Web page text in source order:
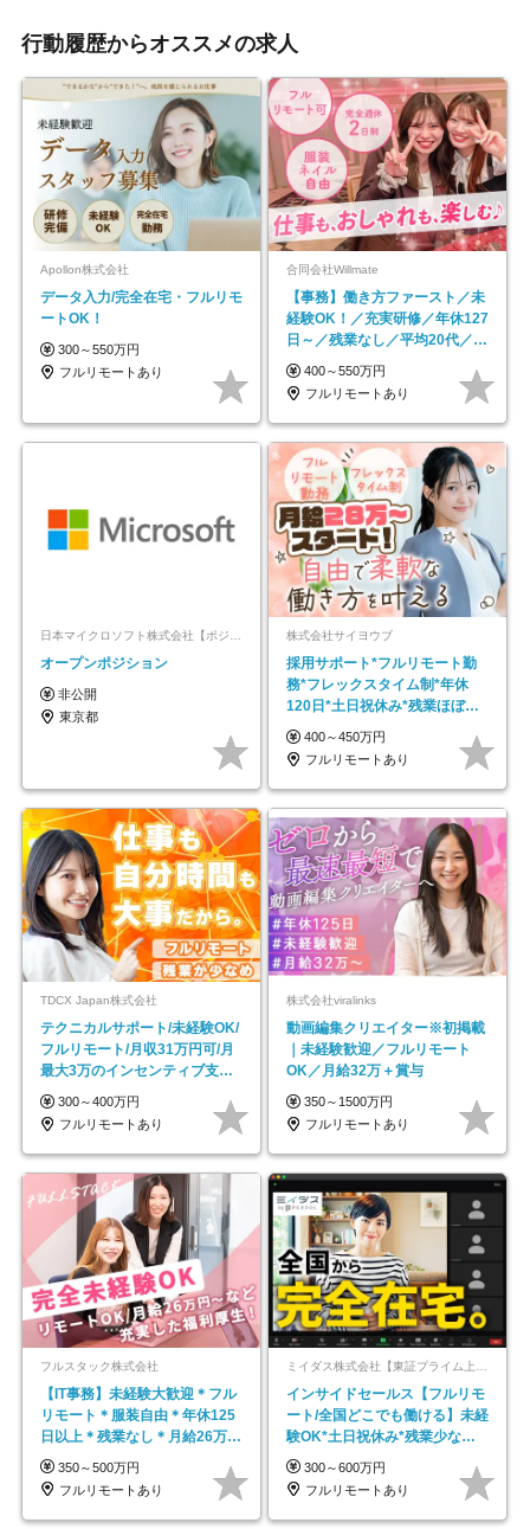
行動履歴からオススメの求人
Apollon株式会社
データ入力/完全在宅・フルリモ
ートOK！
300～550万円
フルリモートあり
合同会社Willmate
【事務】働き方ファースト／未
経験OK！／充実研修／年休127
日～／残業なし／平均20代／リ
モートOK
400～550万円
フルリモートあり
オープンポジション
非公開
東京都
株式会社サイヨウブ
採用サポート*フルリモート勤
務*フレックスタイム制*年休
120日*土日祝休み*残業ほぼな
し*育児中社員8割以上
400～450万円
フルリモートあり
TDCX Japan株式会社
テクニカルサポート/未経験OK/
フルリモート/月収31万円可/月
最大3万のインセンティブ支給/
平均年齢33歳
300～400万円
フルリモートあり
株式会社viralinks
動画編集クリエイター※初掲載
｜未経験歓迎／フルリモート
OK／月給32万＋賞与
350～1500万円
フルリモートあり
フルスタック株式会社
【IT事務】未経験大歓迎＊フル
リモート＊服装自由＊年休125
日以上＊残業なし＊月給26万円
以上
350～500万円
フルリモートあり
インサイドセールス【フルリモ
ート/全国どこでも働ける】未経
験OK*土日祝休み*残業少なめ*
在宅勤務手当あり
300～600万円
フルリモートあり